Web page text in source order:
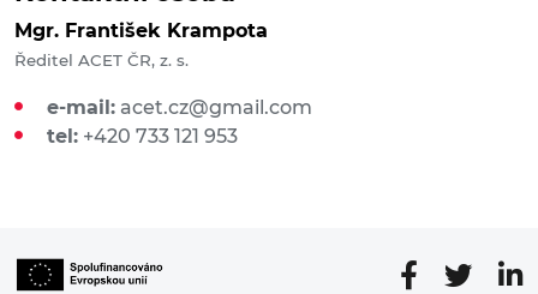
Mgr. František Krampota
Ředitel ACET ČR, z. s.
e-mail: acet.cz@gmail.com
tel: +420 733 121 953